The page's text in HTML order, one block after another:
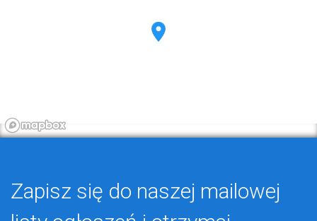
Zapisz się do naszej mailowej